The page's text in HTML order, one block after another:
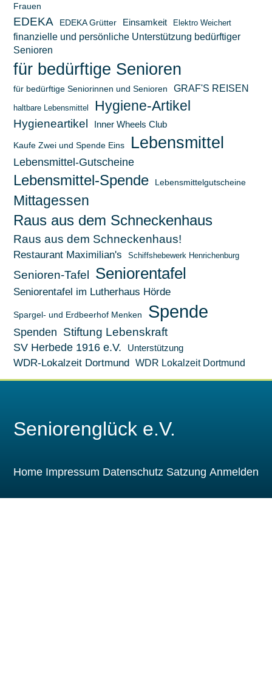
Frauen
EDEKA EDEKA Grütter Einsamkeit Elektro Weichert
finanzielle und persönliche Unterstützung bedürftiger
Senioren
für bedürftige Senioren
für bedürftige Seniorinnen und Senioren GRAF'S REISEN
haltbare Lebensmittel Hygiene-Artikel
Hygieneartikel Inner Wheels Club
Kaufe Zwei und Spende Eins Lebensmittel
Lebensmittel-Gutscheine
Lebensmittel-Spende Lebensmittelgutscheine
Mittagessen
Raus aus dem Schneckenhaus
Raus aus dem Schneckenhaus!
Restaurant Maximilian's Schiffshebewerk Henrichenburg
Senioren-Tafel Seniorentafel
Seniorentafel im Lutherhaus Hörde
Spargel- und Erdbeerhof Menken Spende
Spenden Stiftung Lebenskraft
SV Herbede 1916 e.V. Unterstützung
WDR-Lokalzeit Dortmund WDR Lokalzeit Dortmund
Seniorenglück e.V.
Home Impressum Datenschutz Satzung Anmelden